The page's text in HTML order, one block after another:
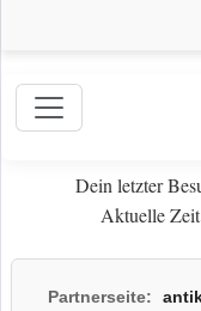
Dein letzter
Aktuelle
Partnerseite: